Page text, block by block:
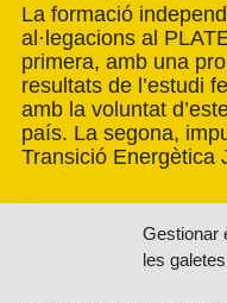
Gestionar
les galetes
La formació
al·legacions al
primera, amb una
resultats de l’estudi
amb la voluntat
país. La segona,
Transició Energètica